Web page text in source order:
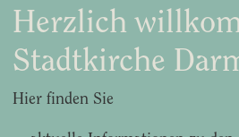
Herzlich
Stadtkirche
Hier finden Sie